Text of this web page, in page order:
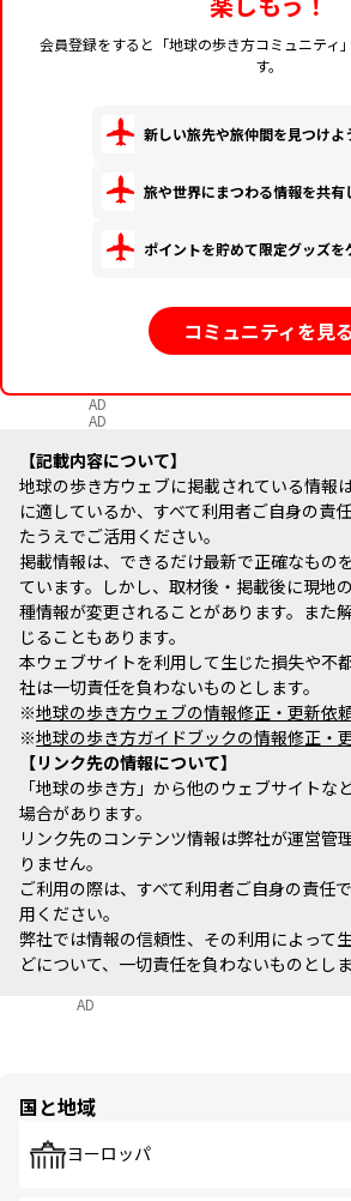
会員登録をすると「地球の歩き方コミュニティ
す。
新しい旅先や旅仲間を見つけよ
旅や世界にまつわる情報を共有
ポイントを貯めて限定グッズを
コミュニティを見る
AD
AD
記載内容について
地球の歩き方ウェブに掲載されている情報
に適しているか、すべて利用者ご自身の責
たうえでご活用ください。
掲載情報は、できるだけ最新で正確なもの
ています。しかし、取材後・掲載後に現地
種情報が変更されることがあります。また
じることもあります。
本ウェブサイトを利用して生じた損失や不
社は一切責任を負わないものとします。
※地球の歩き方ウェブの情報修正・更新依
※地球の歩き方ガイドブックの情報修正・
リンク先の情報について
「地球の歩き方」から他のウェブサイトな
場合があります。
リンク先のコンテンツ情報は弊社が運営管
りません。
ご利用の際は、すべて利用者ご自身の責任
用ください。
弊社では情報の信頼性、その利用によって
どについて、一切責任を負わないものとしま
AD
国と地域
ヨーロッパ